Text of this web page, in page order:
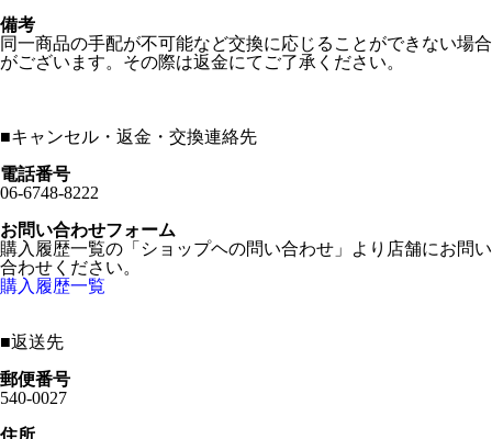
備考
同一商品の手配が不可能など交換に応じることができない場合
がございます。その際は返金にてご了承ください。
■キャンセル・返金・交換連絡先
電話番号
06-6748-8222
お問い合わせフォーム
購入履歴一覧の「ショップヘの問い合わせ」より店舗にお問い
合わせください。
購入履歴一覧
■返送先
郵便番号
540-0027
住所